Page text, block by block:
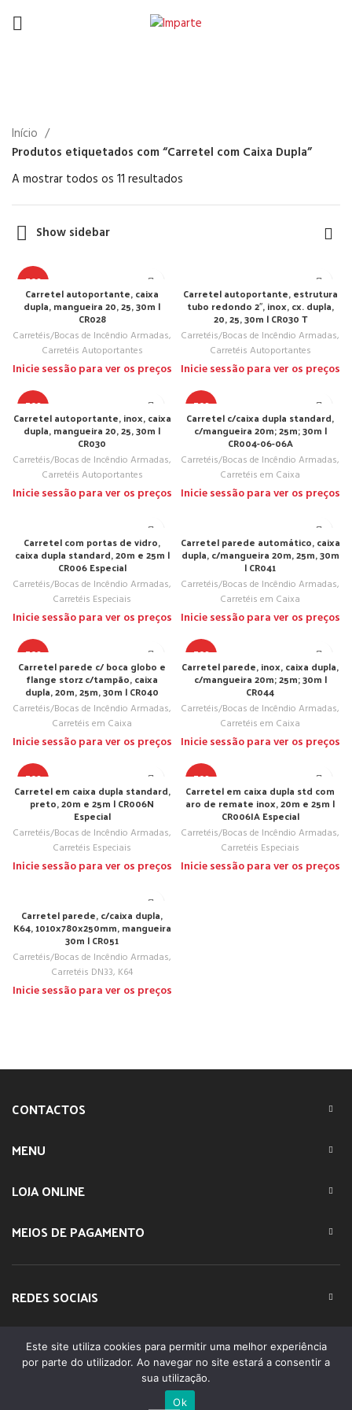
Início
Produtos etiquetados com “Carretel com Caixa Dupla”
A mostrar todos os 11 resultados
Show sidebar
TOP
Carretel autoportante, caixa
dupla, mangueira 20, 25, 30m |
CR028
Carretéis/Bocas de Incêndio Armadas,
Carretéis Autoportantes
Inicie sessão para ver os preços
Carretel autoportante, estrutura
tubo redondo 2″, inox, cx. dupla,
20, 25, 30m | CR030 T
Carretéis/Bocas de Incêndio Armadas,
Carretéis Autoportantes
Inicie sessão para ver os preços
TOP
Carretel autoportante, inox, caixa
dupla, mangueira 20, 25, 30m |
CR030
Carretéis/Bocas de Incêndio Armadas,
Carretéis Autoportantes
Inicie sessão para ver os preços
TOP
Carretel c/caixa dupla standard,
c/mangueira 20m; 25m; 30m |
CR004-06-06A
Carretéis/Bocas de Incêndio Armadas,
Carretéis em Caixa
Inicie sessão para ver os preços
Carretel com portas de vidro,
caixa dupla standard, 20m e 25m |
CR006 Especial
Carretéis/Bocas de Incêndio Armadas,
Carretéis Especiais
Inicie sessão para ver os preços
Carretel parede automático, caixa
dupla, c/mangueira 20m, 25m, 30m
| CR041
Carretéis/Bocas de Incêndio Armadas,
Carretéis em Caixa
Inicie sessão para ver os preços
TOP
Carretel parede c/ boca globo e
flange storz c/tampão, caixa
dupla, 20m, 25m, 30m | CR040
Carretéis/Bocas de Incêndio Armadas,
Carretéis em Caixa
Inicie sessão para ver os preços
TOP
Carretel parede, inox, caixa dupla,
c/mangueira 20m; 25m; 30m |
CR044
Carretéis/Bocas de Incêndio Armadas,
Carretéis em Caixa
Inicie sessão para ver os preços
TOP
Carretel em caixa dupla standard,
preto, 20m e 25m | CR006N
Especial
Carretéis/Bocas de Incêndio Armadas,
Carretéis Especiais
Inicie sessão para ver os preços
TOP
Carretel em caixa dupla std com
aro de remate inox, 20m e 25m |
CR006IA Especial
Carretéis/Bocas de Incêndio Armadas,
Carretéis Especiais
Inicie sessão para ver os preços
Carretel parede, c/caixa dupla,
K64, 1010x780x250mm, mangueira
30m | CR051
Carretéis/Bocas de Incêndio Armadas,
Carretéis DN33, K64
Inicie sessão para ver os preços
CONTACTOS
MENU
LOJA ONLINE
MEIOS DE PAGAMENTO
REDES SOCIAIS
© 2023 IMPARTE. All Rights Reserved. Desenvolvido por
DOMINIOS.PT
Este site utiliza cookies para permitir uma melhor experiência
por parte do utilizador. Ao navegar no site estará a consentir a
sua utilização.
Ok